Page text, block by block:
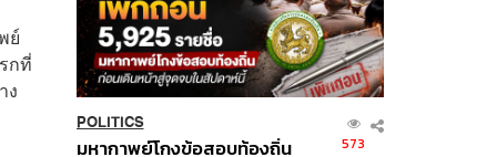
ย์
กที่
ง
POLITICS
มหากาพย์โกงข้อสอบท้องถิ่น
573